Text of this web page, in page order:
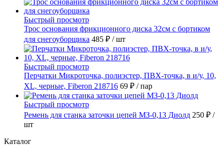
Быстрый просмотр
Трос основания фрикционного диска 32см с бортиком
для снегоуборщика 485 ₽ / шт
Быстрый просмотр
Перчатки Микроточка, полиэстер, ПВХ-точка, в и/у, 10,
ХL, черные, Fiberon 218716 69 ₽ / пар
Быстрый просмотр
Ремень для станка заточки цепей МЗ-0,13 Диолд 250 ₽ /
шт
Каталог